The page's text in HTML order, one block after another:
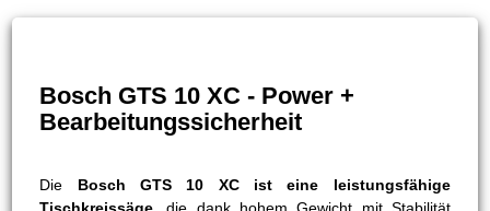
Bosch GTS 10 XC - Power +
Bearbeitungssicherheit
Die Bosch GTS 10 XC ist eine leistungsfähige